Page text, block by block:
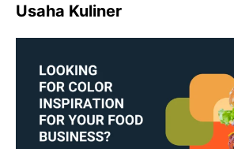
Usaha Kuliner